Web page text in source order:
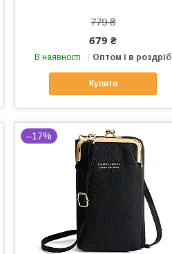
779 ₴
679 ₴
В наявності Оптом і в роздріб
Купити
–17%